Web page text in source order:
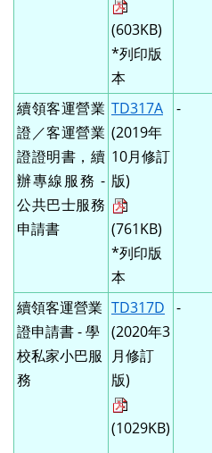
(603KB)
*列印版
本
續領客運營業
證／客運營業
證證明書，續
辦專線服務 -
公共巴士服務
申請書
TD317A
(2019年
10月修訂
版)
(761KB)
*列印版
本
-
續領客運營業
證申請書 - 學
校私家小巴服
務
TD317D
(2020年3
月修訂
版)
(1029KB)
-